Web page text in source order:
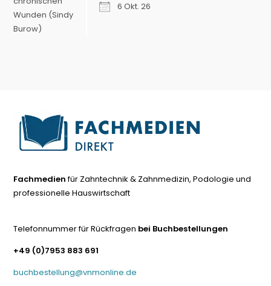
6 Okt. 26
Fachmedienfür Zahntechnik & Zahnmedizin, Podologie und
professionelle Hauswirtschaft
Telefonnummer für Rückfragen bei Buchbestellungen
+49 (0)7953 883 691
buchbestellung@vnmonline.de